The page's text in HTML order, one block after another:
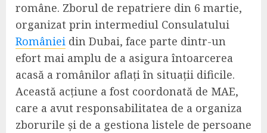
române. Zborul de repatriere din 6 martie,
organizat prin intermediul Consulatului
României din Dubai, face parte dintr-un
efort mai amplu de a asigura întoarcerea
acasă a românilor aflați în situații dificile.
Această acțiune a fost coordonată de MAE,
care a avut responsabilitatea de a organiza
zborurile și de a gestiona listele de persoane